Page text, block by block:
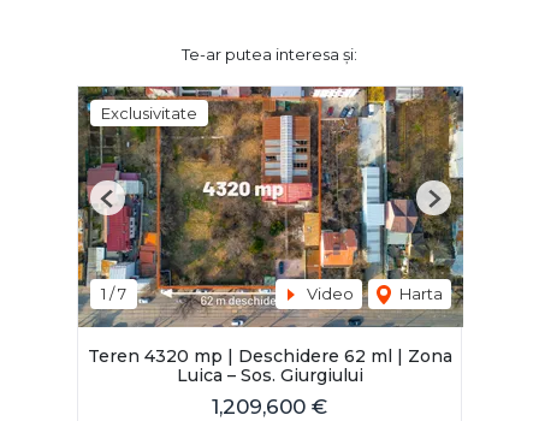
Te-ar putea interesa și:
Exclusivitate
1 /7 Video Harta
Previous Next
Teren 4320 mp | Deschidere 62 ml | Zona
Luica – Sos. Giurgiului
1,209,600 €